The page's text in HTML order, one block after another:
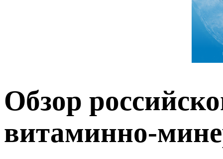
Обзор
витаминно-